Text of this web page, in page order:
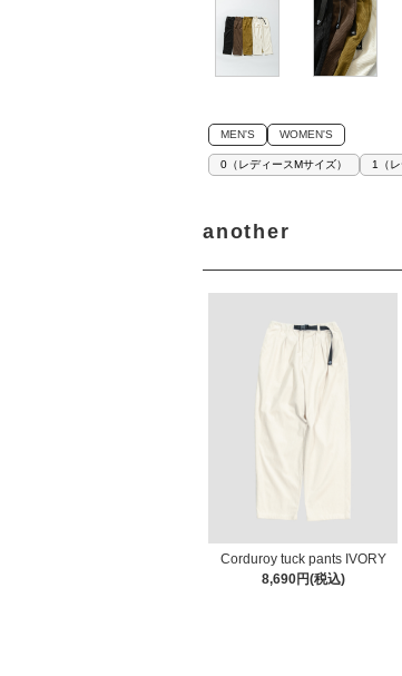
MEN'S WOMEN'S
0（レディースMサイズ） 1（
another
Corduroy tuck pants IVORY
8,690円(税込)